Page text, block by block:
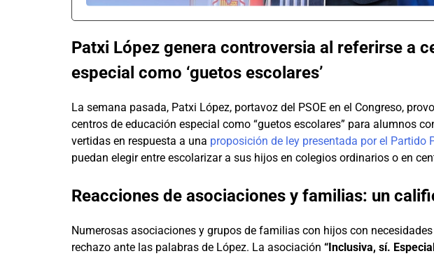
Patxi López genera controversia al referirse a
especial como ‘guetos escolares’
La semana pasada, Patxi López, portavoz del PSOE en el Congreso,
centros de educación especial como “guetos escolares” para alumnos
vertidas en respuesta a una proposición de ley presentada por el Partido
puedan elegir entre escolarizar a sus hijos en colegios ordinarios o en
Reacciones de asociaciones y familias: un
Numerosas asociaciones y grupos de familias con hijos con
rechazo ante las palabras de López. La asociación “Inclusiva, sí.